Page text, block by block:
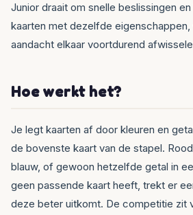
Junior draait om snelle beslissingen
kaarten met dezelfde eigenschappen,
aandacht elkaar voortdurend
Hoe werkt het?
Je legt kaarten af door kleuren en
de bovenste kaart van de stapel.
blauw, of gewoon hetzelfde getal in
geen passende kaart heeft, trekt er
deze beter uitkomt. De competitie zit